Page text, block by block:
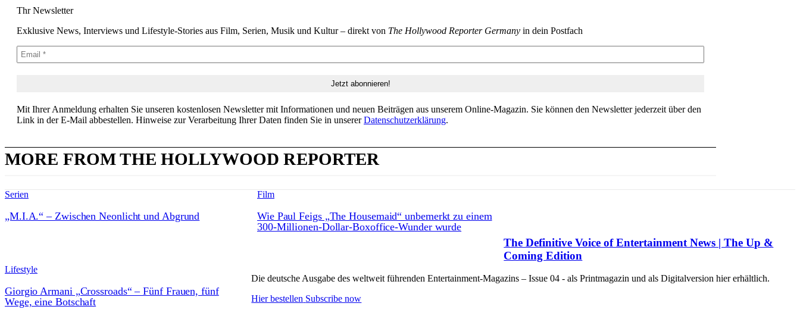
Thr Newsletter
Exklusive News, Interviews und Lifestyle-Stories aus Film, Serien, Musik und Kultur – direkt von The Hollywood Reporter Germany in dein Postfach
Mit Ihrer Anmeldung erhalten Sie unseren kostenlosen Newsletter mit Informationen und neuen Beiträgen aus unserem Online-Magazin. Sie können den Newsletter jederzeit über den
Link in der E-Mail abbestellen. Hinweise zur Verarbeitung Ihrer Daten finden Sie in unsererDatenschutzerklärung.
MORE FROM THE HOLLYWOOD REPORTER
Serien
„M.I.A.“ – Zwischen Neonlicht und Abgrund
Film
Wie Paul Feigs „The Housemaid“ unbemerkt zu einem
300-Millionen-Dollar-Boxoffice-Wunder wurde
Lifestyle
Giorgio Armani „Crossroads“ – Fünf Frauen, fünf
Wege, eine Botschaft
The Definitive Voice of Entertainment News | The Up &
Coming Edition
Die deutsche Ausgabe des weltweit führenden Entertainment-Magazins – Issue 04 - als Printmagazin und als Digitalversion hier erhältlich.
Hier bestellen Subscribe now